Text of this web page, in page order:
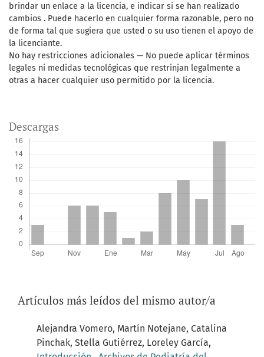
brindar un enlace a la licencia, e indicar si se han realizado
cambios . Puede hacerlo en cualquier forma razonable, pero no
de forma tal que sugiera que usted o su uso tienen el apoyo de
la licenciante.
No hay restricciones adicionales — No puede aplicar términos
legales ni medidas tecnológicas que restrinjan legalmente a
otras a hacer cualquier uso permitido por la licencia.
Descargas
Artículos más leídos del mismo autor/a
Alejandra Vomero, Martín Notejane, Catalina
Pinchak, Stella Gutiérrez, Loreley García,